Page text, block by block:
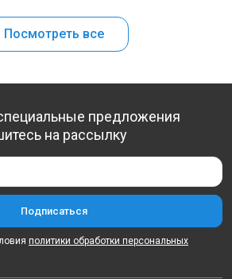
Посмотреть все
предложения
на рассылку
политики обработки персональных